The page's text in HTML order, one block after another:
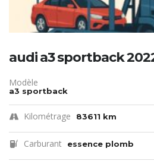
audi a3 sportback
Modèle
a3 sportback
Kilométrage 83611 km
Carburant essence plomb